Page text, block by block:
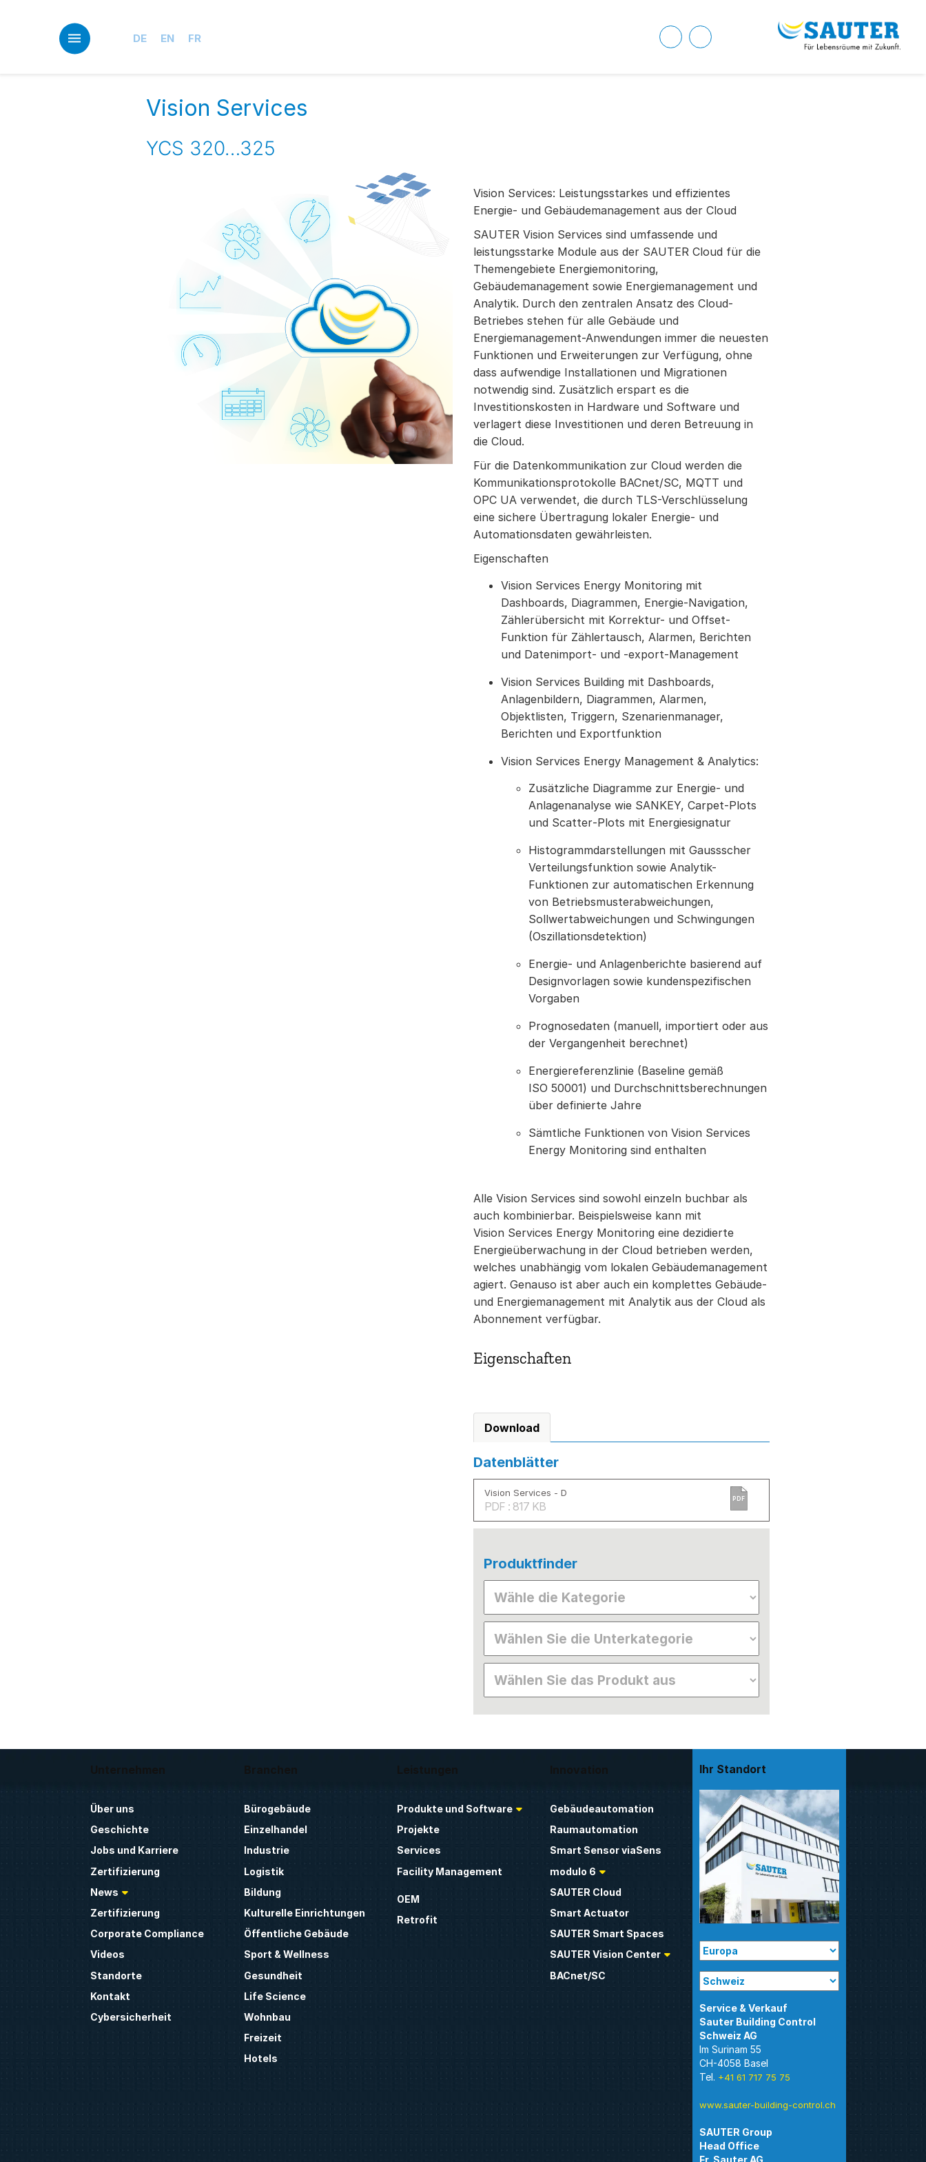
DE EN FR
Vision Services
YCS 320…325
Vision Services: Leistungsstarkes und effizientes
Energie- und Gebäudemanagement aus der Cloud
SAUTER Vision Services sind umfassende und
leistungsstarke Module aus der SAUTER Cloud für die
Themengebiete Energiemonitoring,
Gebäudemanagement sowie Energiemanagement und
Analytik. Durch den zentralen Ansatz des Cloud-
Betriebes stehen für alle Gebäude und
Energiemanagement-Anwendungen immer die neuesten
Funktionen und Erweiterungen zur Verfügung, ohne
dass aufwendige Installationen und Migrationen
notwendig sind. Zusätzlich erspart es die
Investitionskosten in Hardware und Software und
verlagert diese Investitionen und deren Betreuung in
die Cloud.
Für die Datenkommunikation zur Cloud werden die
Kommunikationsprotokolle BACnet/SC, MQTT und
OPC UA verwendet, die durch TLS-Verschlüsselung
eine sichere Übertragung lokaler Energie- und
Automationsdaten gewährleisten.
Eigenschaften
Vision Services Energy Monitoring mit
Dashboards, Diagrammen, Energie-Navigation,
Zählerübersicht mit Korrektur- und Offset-
Funktion für Zählertausch, Alarmen, Berichten
und Datenimport- und -export-Management
Vision Services Building mit Dashboards,
Anlagenbildern, Diagrammen, Alarmen,
Objektlisten, Triggern, Szenarienmanager,
Berichten und Exportfunktion
Vision Services Energy Management & Analytics:
Zusätzliche Diagramme zur Energie- und
Anlagenanalyse wie SANKEY, Carpet‑Plots
und Scatter‑Plots mit Energiesignatur
Histogrammdarstellungen mit Gaussscher
Verteilungsfunktion sowie Analytik-
Funktionen zur automatischen Erkennung
von Betriebsmusterabweichungen,
Sollwertabweichungen und Schwingungen
(Oszillationsdetektion)
Energie- und Anlagenberichte basierend auf
Designvorlagen sowie kundenspezifischen
Vorgaben
Prognosedaten (manuell, importiert oder aus
der Vergangenheit berechnet)
Energiereferenzlinie (Baseline gemäß
ISO 50001) und Durchschnittsberechnungen
über definierte Jahre
Sämtliche Funktionen von Vision Services
Energy Monitoring sind enthalten
Alle Vision Services sind sowohl einzeln buchbar als
auch kombinierbar. Beispielsweise kann mit
Vision Services Energy Monitoring eine dezidierte
Energieüberwachung in der Cloud betrieben werden,
welches unabhängig vom lokalen Gebäudemanagement
agiert. Genauso ist aber auch ein komplettes Gebäude-
und Energiemanagement mit Analytik aus der Cloud als
Abonnement verfügbar.
Eigenschaften
Download
Datenblätter
Vision Services - D
PDF : 817 KB
PDF
Produktfinder
Unternehmen
Über uns
Geschichte
Jobs und Karriere
Zertifizierung
News
Zertifizierung
Corporate Compliance
Videos
Standorte
Kontakt
Cybersicherheit
Branchen
Bürogebäude
Einzelhandel
Industrie
Logistik
Bildung
Kulturelle Einrichtungen
Öffentliche Gebäude
Sport & Wellness
Gesundheit
Life Science
Wohnbau
Freizeit
Hotels
Leistungen
Produkte und Software
Projekte
Services
Facility Management
OEM
Retrofit
Innovation
Gebäudeautomation
Raumautomation
Smart Sensor viaSens
modulo 6
SAUTER Cloud
Smart Actuator
SAUTER Smart Spaces
SAUTER Vision Center
BACnet/SC
Ihr Standort
Sauter Building Control
Im Surinam 55
CH-4058 Basel
Tel. +41 61 717 75 75
www.sauter-building-control.ch
SAUTER Group